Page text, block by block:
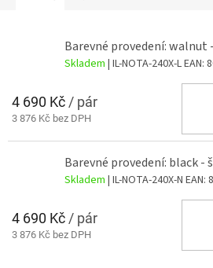
Barevné provedení: walnut
Skladem | IL-NOTA-240X-LEAN:
4 690 Kč / pár
3 876 Kč bez DPH
Barevné provedení: black -
Skladem | IL-NOTA-240X-N EAN:
4 690 Kč / pár
3 876 Kč bez DPH